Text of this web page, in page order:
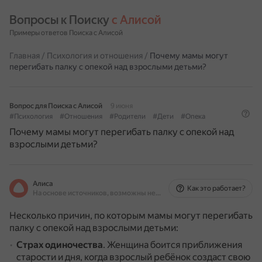
Вопросы к Поиску с Алисой
Примеры ответов Поиска с Алисой
Главная / Психология и отношения / Почему мамы могут
перегибать палку с опекой над взрослыми детьми?
Вопрос для Поиска с Алисой
9 июня
#Психология
#Отношения #Родители #Дети #Опека
Почему мамы могут перегибать палку с опекой над
взрослыми детьми?
Алиса
На основе источников, возможны неточности
Как это работает?
Несколько причин, по которым мамы могут перегибать
палку с опекой над взрослыми детьми:
Страх одиночества. Женщина боится приближения
старости и дня, когда взрослый ребёнок создаст свою